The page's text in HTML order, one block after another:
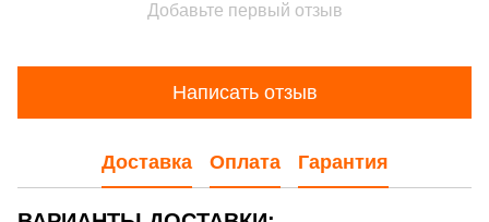
Добавьте первый отзыв
Написать отзыв
Доставка Оплата Гарантия